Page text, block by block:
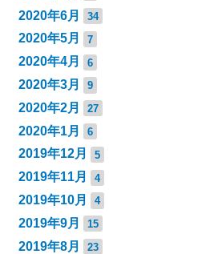
2020年6月 34
2020年5月 7
2020年4月 6
2020年3月 9
2020年2月 27
2020年1月 6
2019年12月 5
2019年11月 4
2019年10月 4
2019年9月 15
2019年8月 23